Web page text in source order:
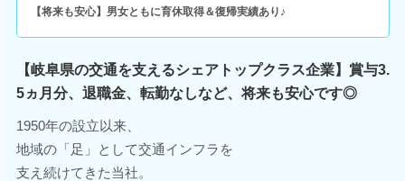
【将来も安心】男女ともに育休取得＆復帰実績あり♪
【岐阜県の交通を支えるシェアトップクラス企業】賞与3.
5ヵ月分、退職金、転勤なしなど、将来も安心です◎
1950年の設立以来、
地域の「足」として交通インフラを
支え続けてきた当社。